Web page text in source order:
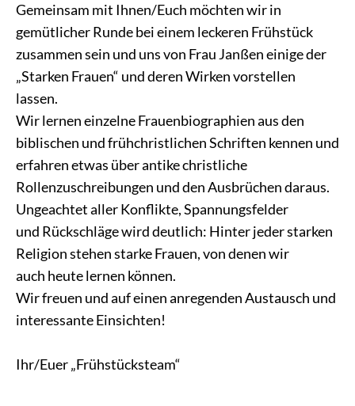
Gemeinsam mit Ihnen/Euch möchten wir in
gemütlicher Runde bei einem leckeren Frühstück
zusammen sein und uns von Frau Janßen einige der
„Starken Frauen“ und deren Wirken vorstellen
lassen.
Wir lernen einzelne Frauenbiographien aus den
biblischen und frühchristlichen Schriften kennen und
erfahren etwas über antike christliche
Rollenzuschreibungen und den Ausbrüchen daraus.
Ungeachtet aller Konflikte, Spannungsfelder
und Rückschläge wird deutlich: Hinter jeder starken
Religion stehen starke Frauen, von denen wir
auch heute lernen können.
Wir freuen und auf einen anregenden Austausch und
interessante Einsichten!
Ihr/Euer „Frühstücksteam“